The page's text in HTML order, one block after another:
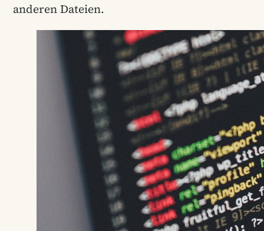
anderen Dateien.